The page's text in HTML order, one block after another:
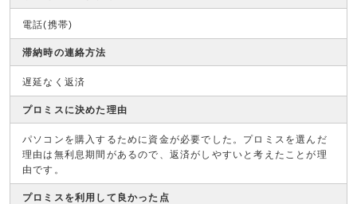
電話(携帯)
滞納時の連絡方法
遅延なく返済
プロミスに決めた理由
パソコンを購入するために資金が必要でした。プロミスを選んだ
理由は無利息期間があるので、返済がしやすいと考えたことが理
由です。
プロミスを利用して良かった点